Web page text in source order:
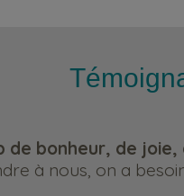
de bonheur, de joie,
à nous, on a